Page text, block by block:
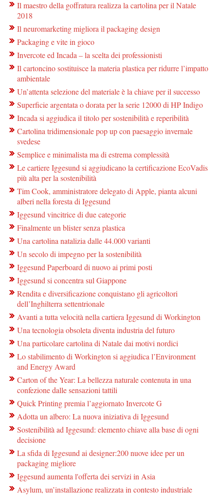
Il maestro della goffratura realizza la cartolina per il Natale
2018
Il neuromarketing migliora il packaging design
Packaging e vite in gioco
Invercote ed Incada – la scelta dei professionisti
Il cartoncino sostituisce la materia plastica per ridurre l’impatto
ambientale
Un’attenta selezione del materiale è la chiave per il successo
Superficie argentata o dorata per la serie 12000 di HP Indigo
Incada si aggiudica il titolo per sostenibilità e reperibilità
Cartolina tridimensionale pop up con paesaggio invernale
svedese
Semplice e minimalista ma di estrema complessità
Le cartiere Iggesund si aggiudicano la certificazione EcoVadis
più alta per la sostenibilità
Tim Cook, amministratore delegato di Apple, pianta alcuni
alberi nella foresta di Iggesund
Iggesund vincitrice di due categorie
Finalmente un blister senza plastica
Una cartolina natalizia dalle 44.000 varianti
Un secolo di impegno per la sostenibilità
Iggesund Paperboard di nuovo ai primi posti
Iggesund si concentra sul Giappone
Rendita e diversificazione conquistano gli agricoltori
dell’Inghilterra settentrionale
Avanti a tutta velocità nella cartiera Iggesund di Workington
Una tecnologia obsoleta diventa industria del futuro
Una particolare cartolina di Natale dai motivi nordici
Lo stabilimento di Workington si aggiudica l’Environment
and Energy Award
Carton of the Year: La bellezza naturale contenuta in una
confezione dalle sensazioni tattili
Quick Printing premia l’aggiornato Invercote G
Adotta un albero: La nuova iniziativa di Iggesund
Sostenibilità ad Iggesund: elemento chiave alla base di ogni
decisione
La sfida di Iggesund ai designer:200 nuove idee per un
packaging migliore
Iggesund aumenta l'offerta dei servizi in Asia
Asylum, un’installazione realizzata in contesto industriale